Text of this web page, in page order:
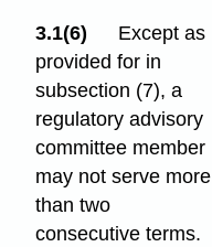
3.1(6)
Except as
provided for in
subsection (7), a
regulatory advisory
committee member
may not serve more
than two
consecutive terms.